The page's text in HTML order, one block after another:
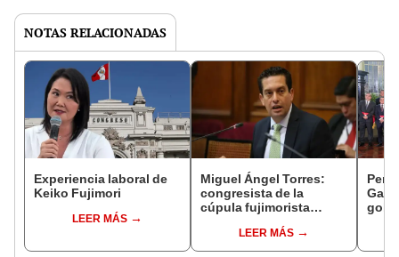
NOTAS RELACIONADAS
Experiencia laboral de
Keiko Fujimori
LEER MÁS
Miguel Ángel Torres:
congresista de la
cúpula fujimorista
del SenadoLEER MÁS